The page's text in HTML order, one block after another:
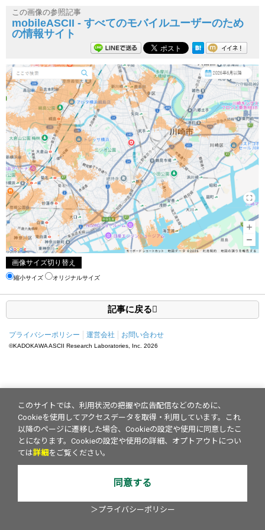
この画像の参照記事
mobileASCII - すべてのモバイルユーザーのため
の情報サイト
画像サイズ切り替え
縮小サイズ オリジナルサイズ
記事に戻る
プライバシーポリシー 運営会社 お問い合わせ
©KADOKAWA ASCII Research Laboratories, Inc. 2026
このサイトでは、利用状況の把握や広告配信などのために、
Cookieを使用してアクセスデータを取得・利用しています。これ
以降のページに遷移した場合、Cookieの設定や使用に同意したこ
とになります。Cookieの設定や使用の詳細、オプトアウトについ
ては詳細 をご覧ください。
同意する
＞プライバシーポリシー